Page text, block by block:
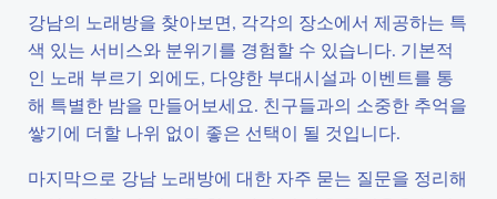
강남의 노래방을 찾아보면, 각각의 장소에서 제공하는 특
색 있는 서비스와 분위기를 경험할 수 있습니다. 기본적
인 노래 부르기 외에도, 다양한 부대시설과 이벤트를 통
해 특별한 밤을 만들어보세요. 친구들과의 소중한 추억을
쌓기에 더할 나위 없이 좋은 선택이 될 것입니다.
마지막으로 강남 노래방에 대한 자주 묻는 질문을 정리해